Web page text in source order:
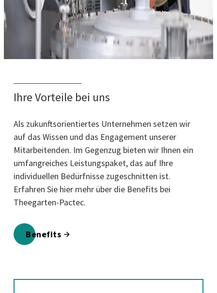
Ihre Vorteile bei uns
Als zukunftsorientiertes Unternehmen setzen wir
auf das Wissen und das Engagement unserer
Mitarbeitenden. Im Gegenzug bieten wir Ihnen ein
umfangreiches Leistungspaket, das auf Ihre
individuellen Bedürfnisse zugeschnitten ist.
Erfahren Sie hier mehr über die Benefits bei
Theegarten-Pactec.
Benefits